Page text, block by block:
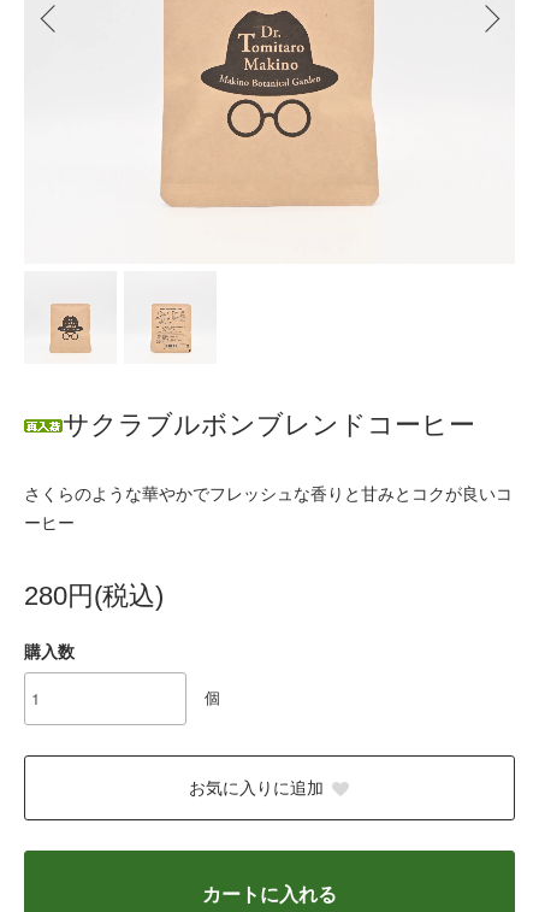
サクラブルボンブレンドコーヒー
さくらのような華やかでフレッシュな香りと甘みとコクが良いコ
ーヒー
280円(税込)
購入数
個
お気に入りに追加
カートに入れる